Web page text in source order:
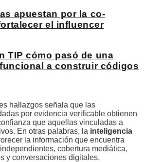
apuestan por la co-
el influencer
TIP cómo pasó de una
a construir códigos
hallazgos señala que las
por evidencia verificable obtienen
que aquellas vinculadas a
En otras palabras, la inteligencia
la información que encuentra
cobertura mediática,
y conversaciones digitales.